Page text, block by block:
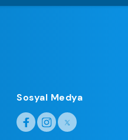
Sosyal Medya